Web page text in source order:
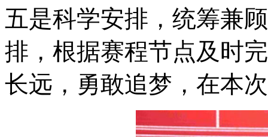
五是科学安排，统筹兼
排，根据赛程节点及时
长远，勇敢追梦，在本